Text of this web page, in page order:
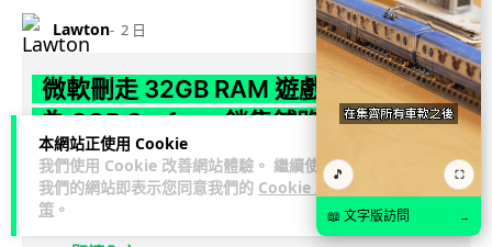
本網站正使用 Cookie
我們使用 Cookie 改善網站體驗。 繼續使用
我們的網站即表示您同意我們的 Cookie 政
策 。
Lawton 2 日
微軟刪走 32GB RAM 遊戲建議 分析:
為 8GB Surface 銷售鋪路 連自家
Copilot+ 門檻也未到
Microsoft 被發現靜靜刪除官方網站上，對遊戲玩家要為電腦配
置 32GB RAM 的建議。分析指微軟同時新推出的 8GB RAM 入
🎵 ⛶
📖 文字版訪問 →